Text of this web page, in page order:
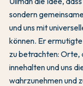
sondern
und uns mit
können. Er
zu betrachten: Orte,
innehalten und uns
wahrzunehmen und